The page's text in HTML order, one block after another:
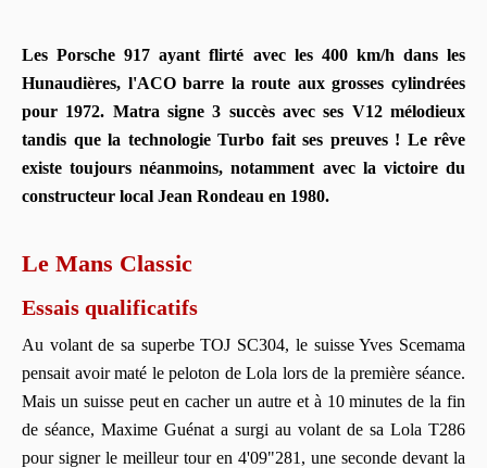
Les Porsche 917 ayant flirté avec les 400 km/h dans les
Hunaudières, l'ACO barre la route aux grosses cylindrées
pour 1972. Matra signe 3 succès avec ses V12 mélodieux
tandis que la technologie Turbo fait ses preuves ! Le rêve
existe toujours néanmoins, notamment avec la victoire du
constructeur local Jean Rondeau en 1980.
Le Mans Classic
Essais qualificatifs
Au volant de sa superbe TOJ SC304, le suisse Yves Scemama
pensait avoir maté le peloton de Lola lors de la première séance.
Mais un suisse peut en cacher un autre et à 10 minutes de la fin
de séance, Maxime Guénat a surgi au volant de sa Lola T286
pour signer le meilleur tour en 4'09"281, une seconde devant la